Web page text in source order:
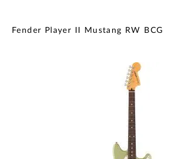
Fender Player II Mustang RW BCG